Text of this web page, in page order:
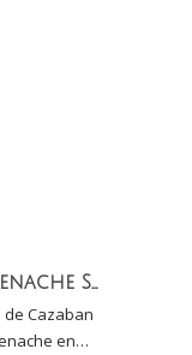
Minervois Demoiselle Grenache Syrah (natuurwijn)
Cazaban
en